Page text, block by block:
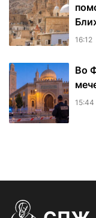
16:12
Во
15:44